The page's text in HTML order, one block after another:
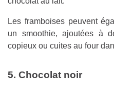
Les framboises peuvent
un smoothie, ajoutées à
copieux ou cuites au four
5. Chocolat noir